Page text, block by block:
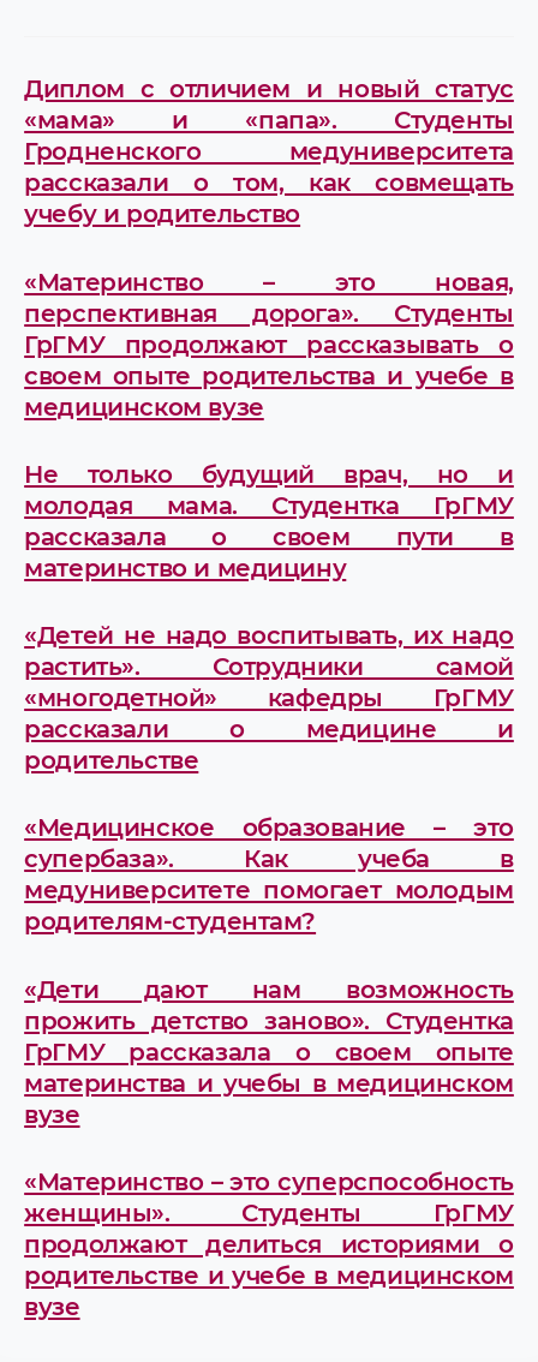
Диплом с отличием и новый статус
«мама» и «папа». Студенты
Гродненского медуниверситета
рассказали о том, как совмещать
учебу и родительство
«Материнство – это новая,
перспективная дорога». Студенты
ГрГМУ продолжают рассказывать о
своем опыте родительства и учебе в
медицинском вузе
Не только будущий врач, но и
молодая мама. Студентка ГрГМУ
рассказала о своем пути в
материнство и медицину
«Детей не надо воспитывать, их надо
растить». Сотрудники самой
«многодетной» кафедры ГрГМУ
рассказали о медицине и
родительстве
«Медицинское образование – это
супербаза». Как учеба в
медуниверситете помогает молодым
родителям-студентам?
«Дети дают нам возможность
прожить детство заново». Студентка
ГрГМУ рассказала о своем опыте
материнства и учебы в медицинском
вузе
«Материнство – это суперспособность
женщины». Студенты ГрГМУ
продолжают делиться историями о
родительстве и учебе в медицинском
вузе